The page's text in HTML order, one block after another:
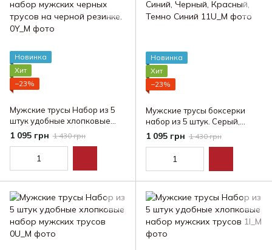
Новинка
Хит
−23%
Мужские трусы Набор из 5
штук удобные хлопковые
набор мужских черных
трусов на черной резинке.
1 095 грн 1 430 грн
Новинка
Хит
−23%
Мужские трусы боксерки
набор из 5 штук. Серый,
Синий, Черный, Красный,
Темно Синий
1 095 грн 1 430 грн